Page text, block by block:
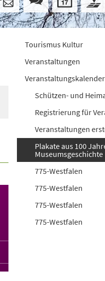
Tourismus Kultur
Veranstaltungen
Veranstaltungskalender
Schützen- und
Registrierung für
Veranstaltungen
Plakate aus 100
Museumsgeschichte
775-Westfalen
775-Westfalen
775-Westfalen
775-Westfalen